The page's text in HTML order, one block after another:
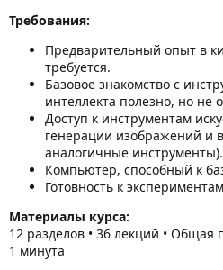
Требования:
Предварительный опыт в
требуется.
Базовое знакомство с
интеллекта полезно, но не
Доступ к инструментам
генерации изображений и
аналогичные инструменты).
Компьютер, способный к
Готовность к
Материалы курса:
12 разделов • 36 лекций • Общая
1 минута